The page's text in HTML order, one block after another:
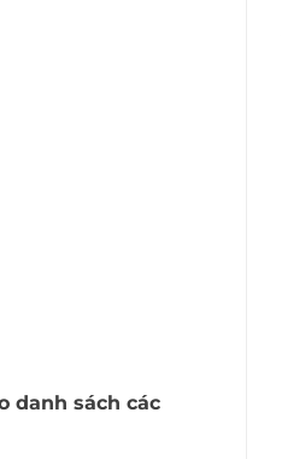
danh sách các